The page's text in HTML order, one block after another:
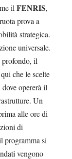
il FENRIS,
prova a
strategica.
universale.
il
che le scelte
opererà il
Un
alle ore di
di
programma si
vengono